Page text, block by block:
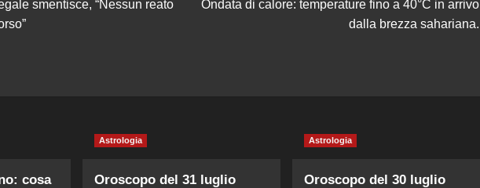
smentisce, “Nessun reato
Ondata di calore: temperature fino a 40°C in arrivo
dalla brezza sahariana.
cosa
Astrologia
Oroscopo del 31 luglio
Astrologia
Oroscopo del 30 luglio